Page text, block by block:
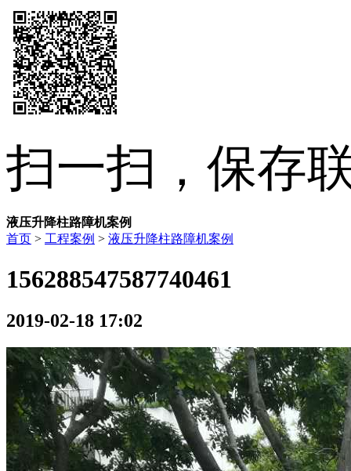
扫一扫，保存
液压升降柱路障机案例
首页 > 工程案例 > 液压升降柱路障机案例
156288547587740461
2019-02-18 17:02